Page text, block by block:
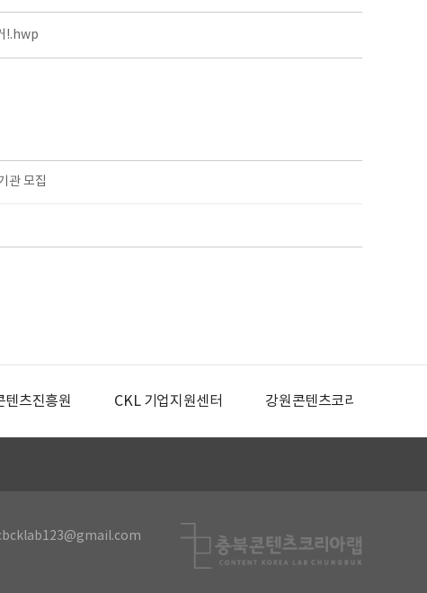
!.hwp
관 모집
텐츠진흥원 CKL 기업지원센터 강원콘텐츠코리아랩
cbcklab123@gmail.com